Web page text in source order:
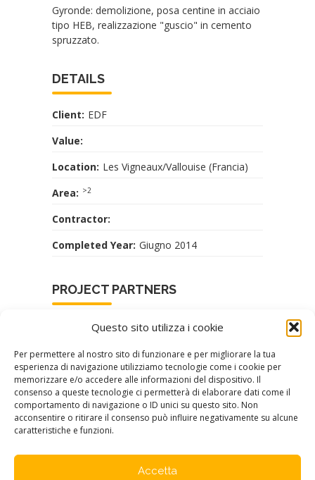
Questo sito utilizza i cookie
Per permettere al nostro sito di funzionare e per migliorare la tua
esperienza di navigazione utilizziamo tecnologie come i cookie per
memorizzare e/o accedere alle informazioni del dispositivo. Il
consenso a queste tecnologie ci permetterà di elaborare dati come il
comportamento di navigazione o ID unici su questo sito. Non
acconsentire o ritirare il consenso può influire negativamente su alcune
caratteristiche e funzioni.
Accetta
Gyronde: demolizione, posa centine in acciaio
tipo HEB, realizzazione "guscio" in cemento
spruzzato.
DETAILS
Client: EDF
Value:
Location: Les Vigneaux/Vallouise (Francia)
Area: >2
Contractor:
Completed Year: Giugno 2014
PROJECT PARTNERS